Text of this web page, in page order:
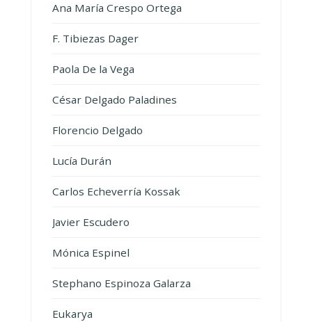
Ana María Crespo Ortega
F. Tibiezas Dager
Paola De la Vega
César Delgado Paladines
Florencio Delgado
Lucía Durán
Carlos Echeverría Kossak
Javier Escudero
Mónica Espinel
Stephano Espinoza Galarza
Eukarya